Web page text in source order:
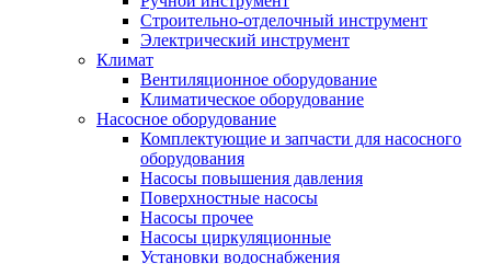
Строительно-отделочный инструмент
Электрический инструмент
Климат
Вентиляционное оборудование
Климатическое оборудование
Насосное оборудование
Комплектующие и запчасти для насосного
оборудования
Насосы повышения давления
Поверхностные насосы
Насосы прочее
Насосы циркуляционные
Установки водоснабжения